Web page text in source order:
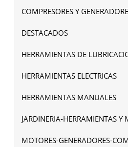
COMPRESORES Y
DESTACADOS
HERRAMIENTAS DE
HERRAMIENTAS ELECTRICAS
HERRAMIENTAS MANUALES
JARDINERIA-HERRAMIENTAS Y
MOTORES-GENERADORES-